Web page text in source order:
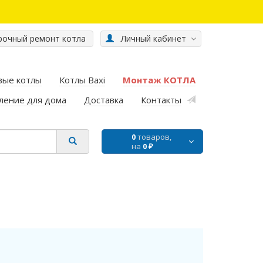
Личный кабинет
ремонт котла
котлы Котлы Baxi
Монтаж КОТЛА
для дома
Доставка Контакты
0товаров,
на 0 ₽